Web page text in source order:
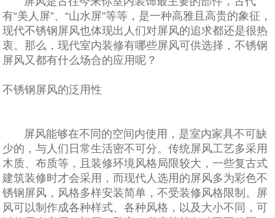
有“美人屏”、“山水屏”等等，是一种高雅且高贵的象征，
现代不锈钢屏风也体现出人们对屏风的追求都还是很热
衷。那么，现代室内装修有哪些屏风可供选择，不锈钢
屏风又都有什么场合的应用呢？
不锈钢屏风的泛用性
屏风能够在不同的空间内使用，是室内家具不可缺
少的，与人们日常生活密不可分。传统屏风工艺多采用
木质、布质等，且装修环境风格局限较大，一些复古式
建筑装修时才会采用，而现代人选用的屏风多为彩色不
锈钢屏风，风格多样安装简单，不受装修风格限制。屏
风可以制作成各种样式、各种风格，以及大小不同，可